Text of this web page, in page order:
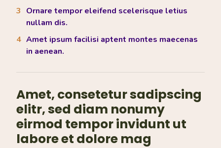
Ornare tempor eleifend scelerisque letius
nullam dis.
Amet ipsum facilisi aptent montes maecenas
in aenean.
Amet, consetetur sadipscing
elitr, sed diam nonumy
eirmod tempor invidunt ut
labore et dolore mag